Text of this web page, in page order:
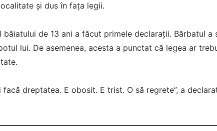
și dus în fața legii.
de 13 ani a făcut primele declarații. Bărbatul a
lui. De asemenea, acesta a punctat că legea ar
dreptatea. E obosit. E trist. O să regrete”, a